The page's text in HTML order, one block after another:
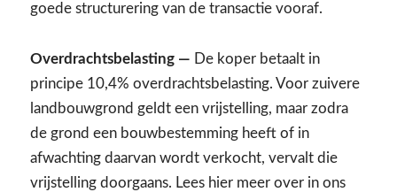
goede structurering van de transactie vooraf.
Overdrachtsbelasting — De koper betaalt in
principe 10,4% overdrachtsbelasting. Voor zuivere
landbouwgrond geldt een vrijstelling, maar zodra
de grond een bouwbestemming heeft of in
afwachting daarvan wordt verkocht, vervalt die
vrijstelling doorgaans. Lees hier meer over in ons